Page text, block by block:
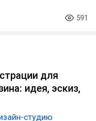
591
для
идея, эскиз,
студию